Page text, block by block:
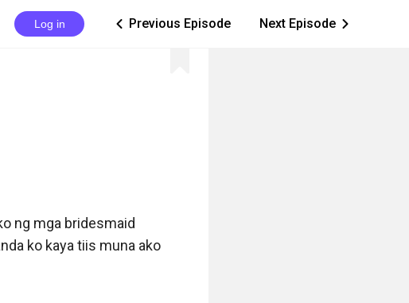
Log in ic_arrow_left Previous Episode Next Episode ic_arrow_right
ng mga bridesmaid
ko kaya tiis muna ako